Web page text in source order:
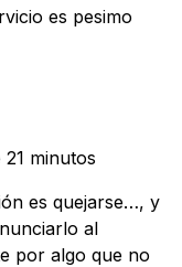
es pesimo
21 minutos
es quejarse…, y
al
por algo que no